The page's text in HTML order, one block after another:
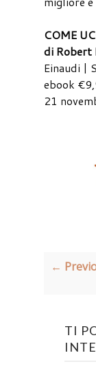
COME
di Robert
Einaudi |
ebook
21
←
TI